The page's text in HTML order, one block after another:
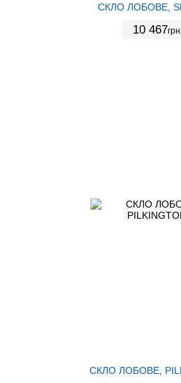
СКЛО ЛОБОВЕ,
10 467грн
СКЛО ЛОБОВЕ,